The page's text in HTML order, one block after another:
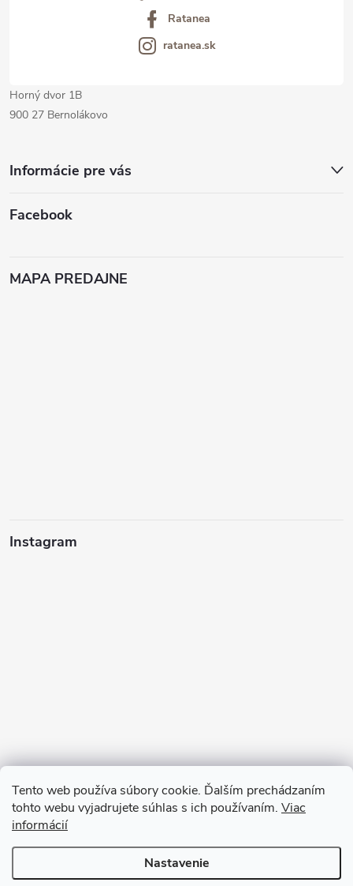
Tento web používa súbory cookie. Ďalším prechádzaním
tohto webu vyjadrujete súhlas s ich používaním. Viac
informácií
Nastavenie
Informácie pre vás
Facebook
Ratanea
ratanea.sk
Horný dvor 1B
900 27 Bernolákovo
MAPA PREDAJNE
Instagram
Copyright 2026Ratanea.sk. Všetky práva vyhradené.Upraviť nastavenie